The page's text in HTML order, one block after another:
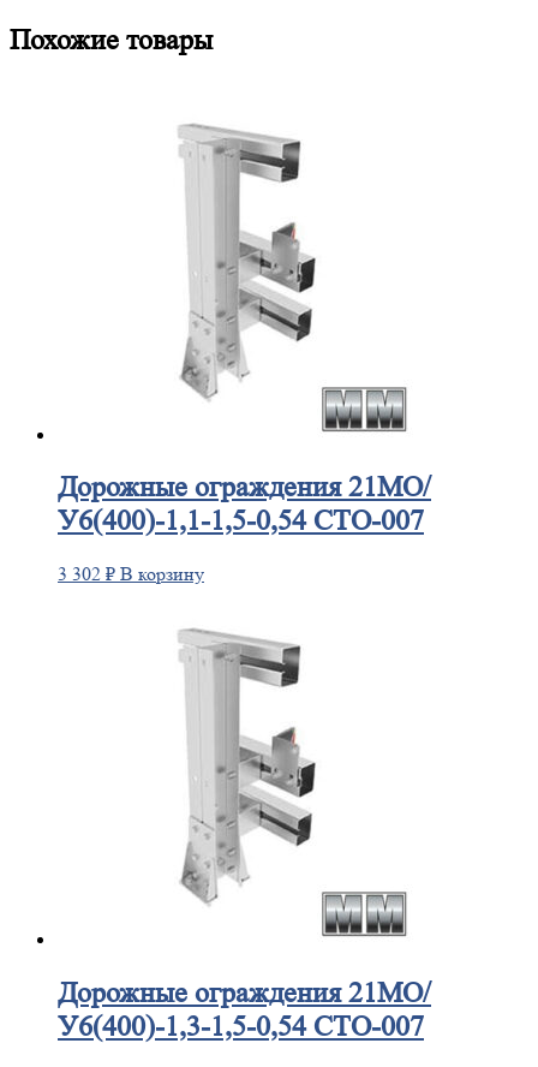
Похожие товары
Дорожные ограждения 21МО/
У6(400)-1,1-1,5-0,54 СТО-007
3 302 ₽ В корзину
Дорожные ограждения 21МО/
У6(400)-1,3-1,5-0,54 СТО-007